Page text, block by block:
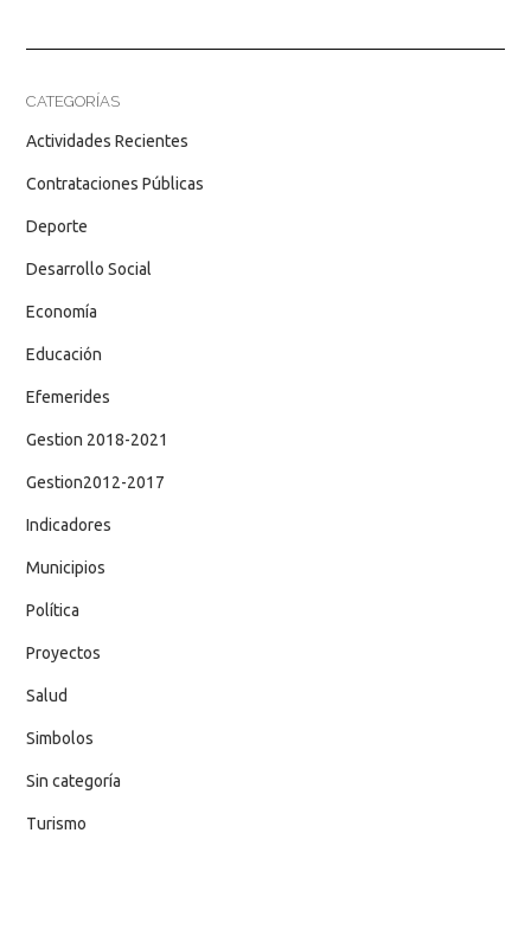
CATEGORÍAS
Actividades Recientes
Contrataciones Públicas
Deporte
Desarrollo Social
Economía
Educación
Efemerides
Gestion 2018-2021
Gestion2012-2017
Indicadores
Municipios
Política
Proyectos
Salud
Simbolos
Sin categoría
Turismo